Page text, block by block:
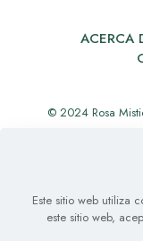
ACERCA
© 2024 Rosa
Este sitio web utiliza
este sitio web,